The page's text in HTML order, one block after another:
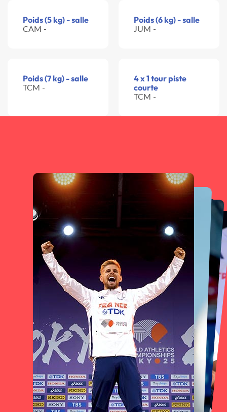
Poids (5 kg) - salle
CAM -
Poids (6 kg) - salle
JUM -
Poids (7 kg) - salle
TCM -
4 x 1 tour piste
courte
TCM -